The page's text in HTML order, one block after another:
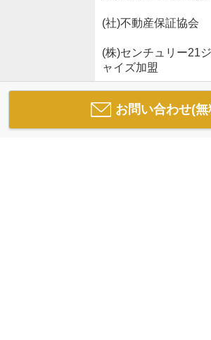
(社)不動産保証協会
(株)センチュリー21
ャイズ加盟
お問い合わせ(無